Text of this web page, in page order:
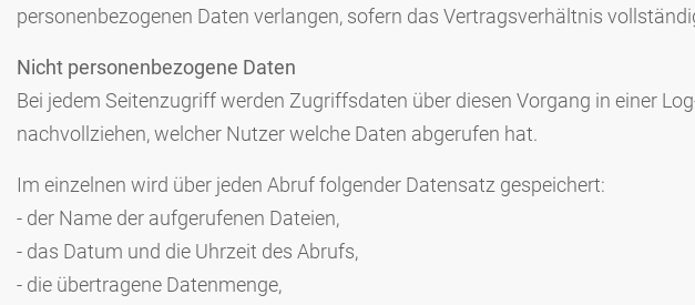
personenbezogenen Daten verlangen, sofern das Vertragsverhältnis
Nicht personenbezogene Daten
Bei jedem Seitenzugriff werden Zugriffsdaten über diesen Vorgang in einer
nachvollziehen, welcher Nutzer welche Daten abgerufen hat.
Im einzelnen wird über jeden Abruf folgender Datensatz gespeichert:
- der Name der aufgerufenen Dateien,
- das Datum und die Uhrzeit des Abrufs,
- die übertragene Datenmenge,